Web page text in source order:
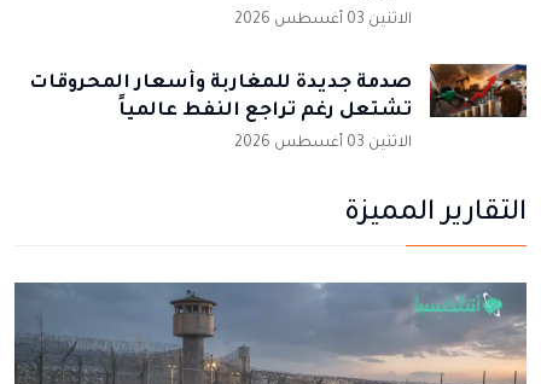
الاثنين 03 أغسطس 2026
صدمة جديدة للمغاربة وأسعار المحروقات
تشتعل رغم تراجع النفط عالمياً
الاثنين 03 أغسطس 2026
التقارير المميزة